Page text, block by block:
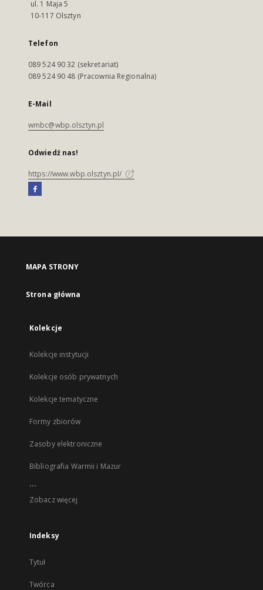
ul. 1 Maja 5
10-117 Olsztyn
Telefon
089 524 90 32 (sekretariat)
089 524 90 48 (Pracownia Regionalna)
E-Mail
wmbc@wbp.olsztyn.pl
Odwiedź nas!
https://www.wbp.olsztyn.pl/
MAPA STRONY
Strona główna
Kolekcje
Kolekcje instytucji
Kolekcje osób prywatnych
Kolekcje tematyczne
Formy zbiorów
Zasoby elektroniczne
Bibliografia Warmii i Mazur
...
Zobacz więcej
Indeksy
Tytuł
Twórca